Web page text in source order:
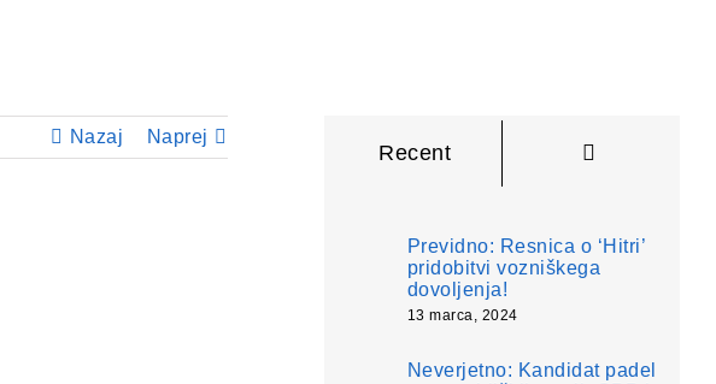
Nazaj Naprej
Recent
Previdno: Resnica o ‘Hitri’
pridobitvi vozniškega
dovoljenja!
13 marca, 2024
Neverjetno: Kandidat padel